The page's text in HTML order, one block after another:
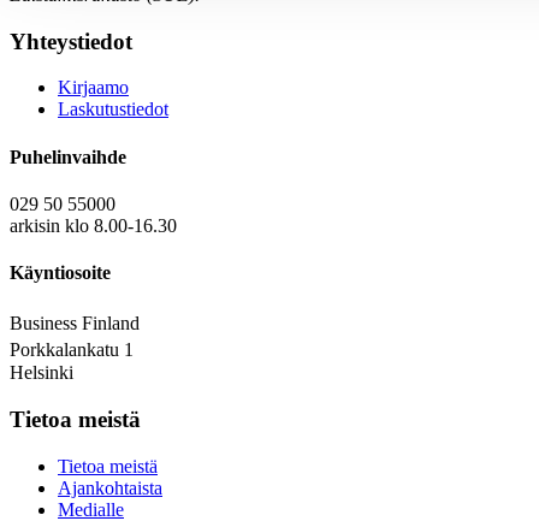
Yhteystiedot
Kirjaamo
Laskutustiedot
Puhelinvaihde
029 50 55000
arkisin klo 8.00-16.30
Käyntiosoite
Business Finland
Porkkalankatu 1
Helsinki
Tietoa meistä
Tietoa meistä
Ajankohtaista
Medialle